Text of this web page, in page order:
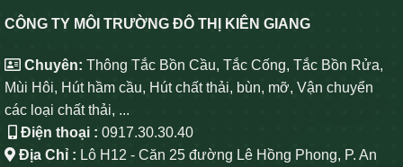
CÔNG TY MÔI TRƯỜNG ĐÔ THỊ KIÊN GIANG
Chuyên: Thông Tắc Bồn Cầu, Tắc Cống, Tắc Bồn Rửa,
Mùi Hôi, Hút hầm cầu, Hút chất thải, bùn, mỡ, Vận chuyển
các loại chất thải, ...
Điện thoại : 0917.30.30.40
Địa Chỉ : Lô H12 - Căn 25 đường Lê Hồng Phong, P. An